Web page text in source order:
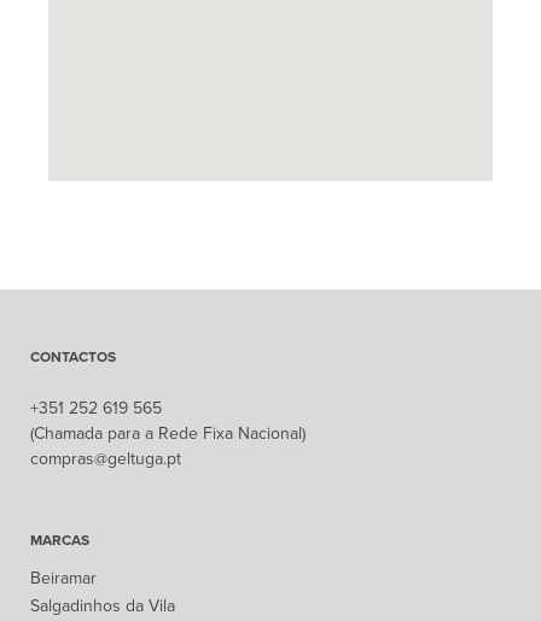
CONTACTOS
+351 252 619 565
(Chamada para a Rede Fixa Nacional)
compras@geltuga.pt
MARCAS
Beiramar
Salgadinhos da Vila